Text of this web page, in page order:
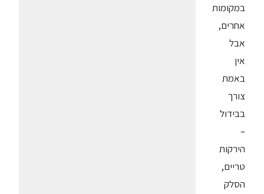
במקומות
אחרים,
אבל
אין
באמת
צורך
בבידול
–
הירקות
טריים,
הסלק